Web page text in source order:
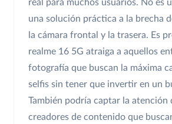
real para muchos usuarios. No es
una solución práctica a la brecha
la cámara frontal y la trasera. Es
realme 16 5G atraiga a aquellos
fotografía que buscan la máxima
selfis sin tener que invertir en un
También podría captar la atención
creadores de contenido que